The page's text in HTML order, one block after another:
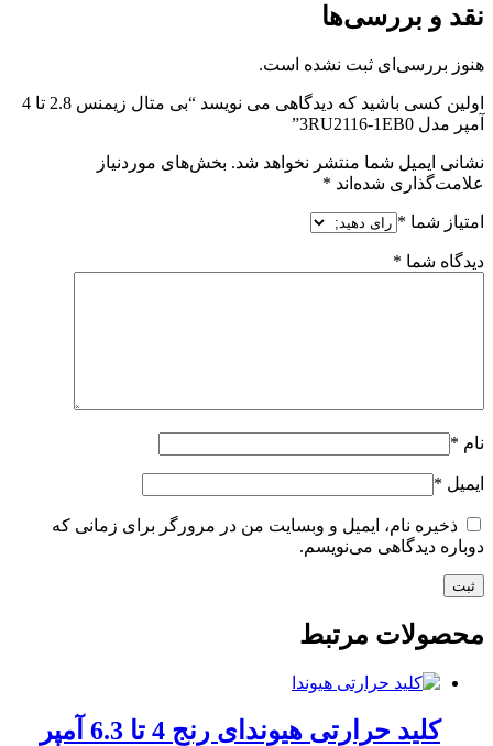
نقد و بررسی‌ها
هنوز بررسی‌ای ثبت نشده است.
اولین کسی باشید که دیدگاهی می نویسد “بی متال زیمنس 2.8 تا 4
آمپر مدل 3RU2116-1EB0”
نشانی ایمیل شما منتشر نخواهد شد. بخش‌های موردنیاز
علامت‌گذاری شده‌اند *
امتیاز شما *
دیدگاه شما *
نام *
ایمیل *
ذخیره نام، ایمیل و وبسایت من در مرورگر برای زمانی که
دوباره دیدگاهی می‌نویسم.
محصولات مرتبط
کلید حرارتی هیوندای رنج 4 تا 6.3 آمپر